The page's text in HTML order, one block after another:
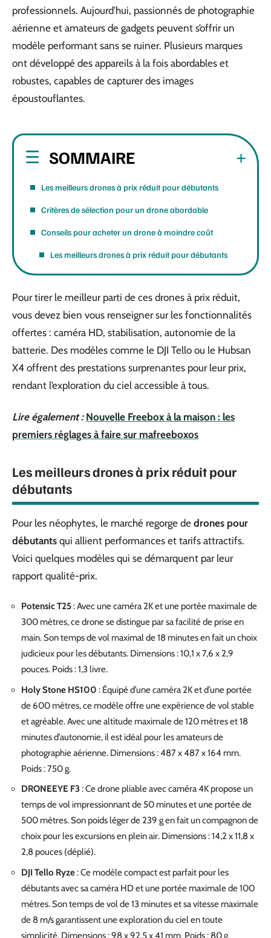
professionnels. Aujourd’hui, passionnés de photographie
aérienne et amateurs de gadgets peuvent s’offrir un
modèle performant sans se ruiner. Plusieurs marques
ont développé des appareils à la fois abordables et
robustes, capables de capturer des images
époustouflantes.
SOMMAIRE
Les meilleurs drones à prix réduit pour débutants
Critères de sélection pour un drone abordable
Conseils pour acheter un drone à moindre coût
Les meilleurs drones à prix réduit pour débutants
Pour tirer le meilleur parti de ces drones à prix réduit,
vous devez bien vous renseigner sur les fonctionnalités
offertes : caméra HD, stabilisation, autonomie de la
batterie. Des modèles comme le DJI Tello ou le Hubsan
X4 offrent des prestations surprenantes pour leur prix,
rendant l’exploration du ciel accessible à tous.
Lire également : Nouvelle Freebox à la maison : les
premiers réglages à faire sur mafreeboxos
Les meilleurs drones à prix réduit pour
débutants
Pour les néophytes, le marché regorge de drones pour
débutants qui allient performances et tarifs attractifs.
Voici quelques modèles qui se démarquent par leur
rapport qualité-prix.
Potensic T25: Avec une caméra 2K et une portée maximale de
300 mètres, ce drone se distingue par sa facilité de prise en
main. Son temps de vol maximal de 18 minutes en fait un choix
judicieux pour les débutants. Dimensions : 10,1 x 7,6 x 2,9
pouces. Poids : 1,3 livre.
Holy Stone HS100 : Équipé d’une caméra 2K et d’une portée
de 600 mètres, ce modèle offre une expérience de vol stable
et agréable. Avec une altitude maximale de 120 mètres et 18
minutes d’autonomie, il est idéal pour les amateurs de
photographie aérienne. Dimensions : 487 x 487 x 164 mm.
Poids : 750 g.
DRONEEYE F3: Ce drone pliable avec caméra 4K propose un
temps de vol impressionnant de 50 minutes et une portée de
500 mètres. Son poids léger de 239 g en fait un compagnon de
choix pour les excursions en plein air. Dimensions : 14,2 x 11,8 x
2,8 pouces (déplié).
DJI Tello Ryze: Ce modèle compact est parfait pour les
débutants avec sa caméra HD et une portée maximale de 100
mètres. Son temps de vol de 13 minutes et sa vitesse maximale
de 8 m/s garantissent une exploration du ciel en toute
simplicité. Dimensions : 98 x 92,5 x 41 mm. Poids : 80 g.